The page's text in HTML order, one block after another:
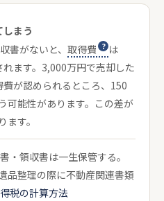
まう
書がないと、 取得費
は
れます。3,000万円で売却した
が認められるところ、150
可能性があります。この差が
す。
・領収書は一生保管する。
品整理の際に不動産関連書類
税の計算方法